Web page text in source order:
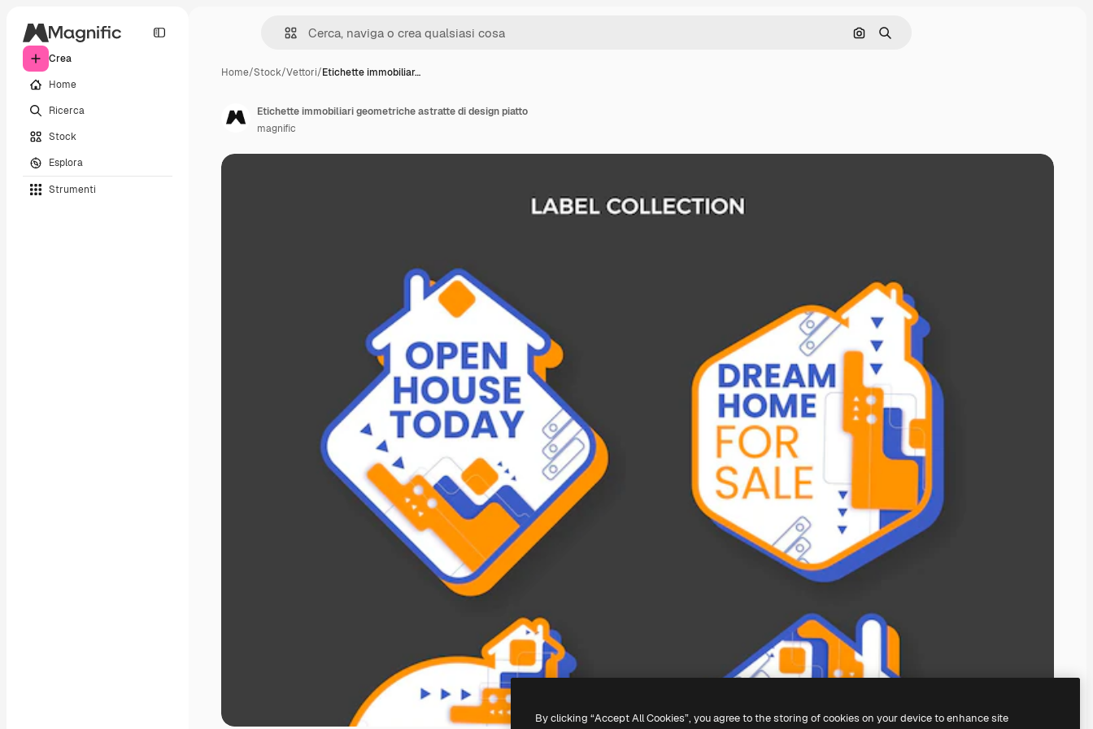
Crea
Home
Ricerca
Stock
Esplora
Strumenti
Cerca per immagine
Ricerca
Home/Stock/Vettori/Etichette immobiliar…
Etichette immobiliari geometriche astratte di design piatto
magnific
By clicking “Accept All Cookies”, you agree to the storing of cookies on your device to enhance site